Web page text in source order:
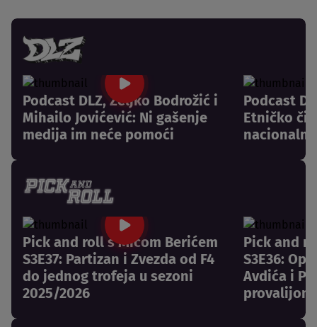
Podcast DLZ, Željko Bodrožić i
Mihailo Jovićević: Ni gašenje
medija im neće pomoći
Podcast
Etničko
nacionalni
Pick and roll s Mićom Berićem
S3E37: Partizan i Zvezda od F4
do jednog trofeja u sezoni
2025/2026
Pick and
S3E36:
Avdića i
provalijom